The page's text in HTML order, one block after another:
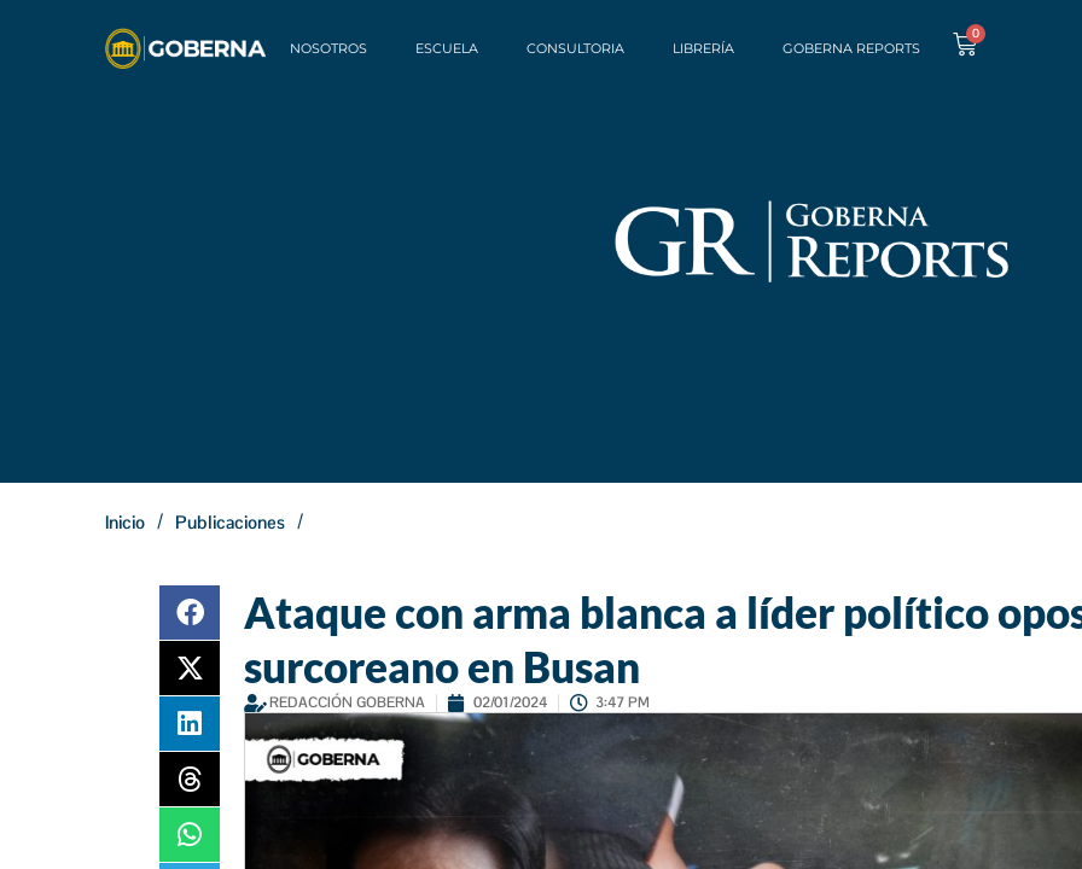
NOSOTROS ESCUELA CONSULTORIA LIBRERÍA GOBERNA REPORTS
0
Inicio / Publicaciones /
Ataque con arma blanca a líder político
surcoreano en Busan
REDACCIÓN GOBERNA 02/01/2024 3:47 PM